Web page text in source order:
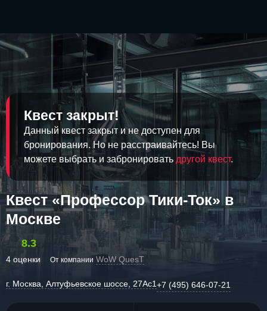
Квест закрыт!
Данный квест закрыт и не доступен для
бронирования. Но не расстраивайтесь! Вы
можете выбрать и забронировать другой квест.
Квест «Профессор Тики-Ток» в
Москве
8.3
4 оценки От компании WoW QuesT
г. Москва, Алтуфьевское шоссе, 27Ас1+7 (495) 646-07-21